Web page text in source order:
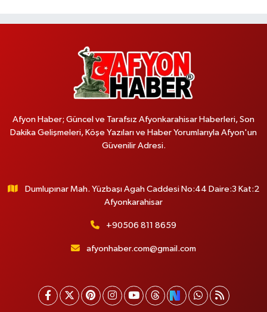
Afyon Haber; Güncel ve Tarafsız Afyonkarahisar Haberleri, Son
Dakika Gelişmeleri, Köşe Yazıları ve Haber Yorumlarıyla Afyon'un
Güvenilir Adresi.
Dumlupınar Mah. Yüzbaşı Agah Caddesi No:44 Daire:3 Kat:2
Afyonkarahisar
+90506 811 8659
afyonhaber.com@gmail.com